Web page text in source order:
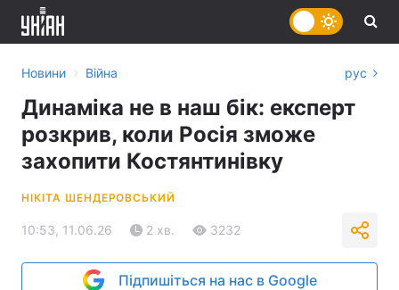
Новини › Війна рус
Динаміка не в наш бік: експерт
розкрив, коли Росія зможе
захопити Костянтинівку
НІКІТА ШЕНДЕРОВСЬКИЙ
10:53, 11.06.26 2 хв. 3232
Підпишіться на нас в Google